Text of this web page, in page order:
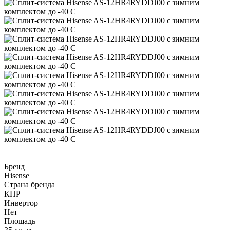
Бренд
Hisense
Страна бренда
КНР
Инвертор
Нет
Площадь